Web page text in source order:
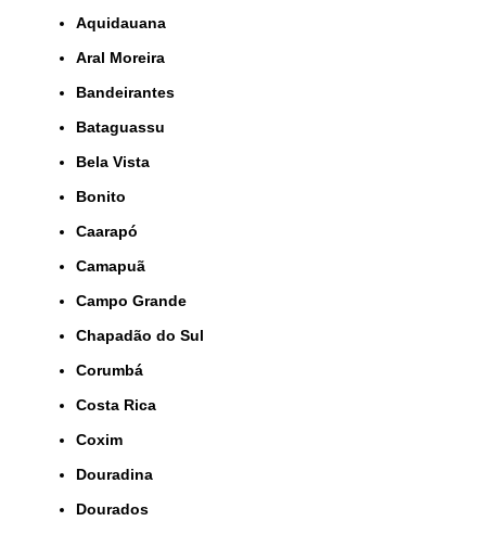
Aquidauana
Aral Moreira
Bandeirantes
Bataguassu
Bela Vista
Bonito
Caarapó
Camapuã
Campo Grande
Chapadão do Sul
Corumbá
Costa Rica
Coxim
Douradina
Dourados